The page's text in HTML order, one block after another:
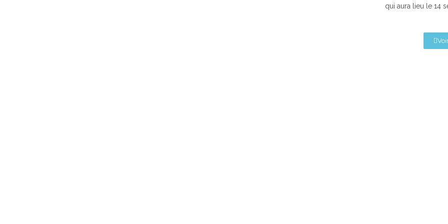
qui aura lieu le 14